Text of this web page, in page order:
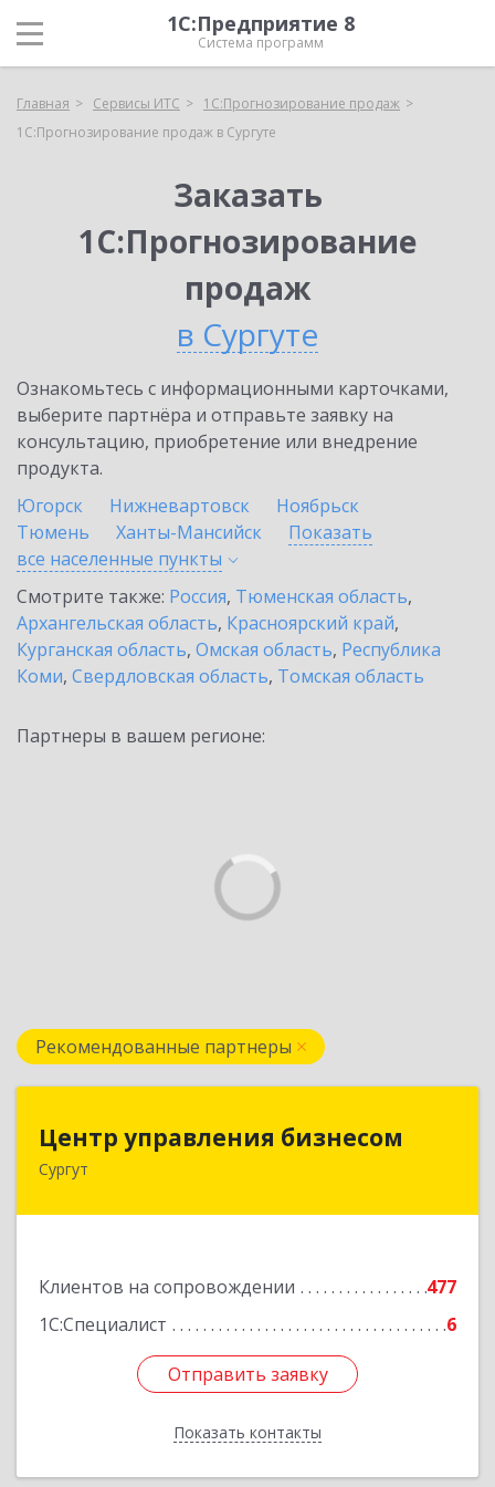
1С:Предприятие 8
Система программ
Главная Сервисы ИТС
1С:Прогнозирование продаж
1С:Прогнозирование продаж в Сургуте
Заказать
1С:Прогнозирование
продаж
в Сургуте
Ознакомьтесь с информационными карточками,
выберите партнёра и отправьте заявку на
консультацию, приобретение или внедрение
продукта.
Югорск
Нижневартовск
Ноябрьск
Тюмень
Ханты-Мансийск
Показать
все населенные пункты
Смотрите также: Россия, Тюменская область,
Архангельская область, Красноярский край,
Курганская область, Омская область, Республика
Коми, Свердловская область, Томская область
Партнеры в вашем регионе:
Рекомендованные партнеры
Центр управления бизнесом
Сургут
Клиентов на сопровождении
477
1С:Специалист
6
Отправить заявку
Показать контакты
Центр управления бизнесом
628403, Ханты-Мансийский Автономный округ
Отправить заявку
Назад